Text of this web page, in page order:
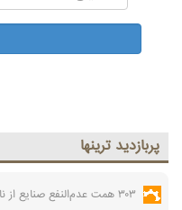
پربازديد ترينها
۳۰۳ همت عدم‌النفع صنایع از ناترازی‌ها